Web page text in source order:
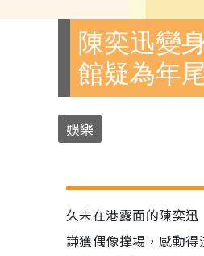
陳奕迅變
館疑為年
娛樂
久未在港露面的陳奕
謙獲偶像撑場，感動